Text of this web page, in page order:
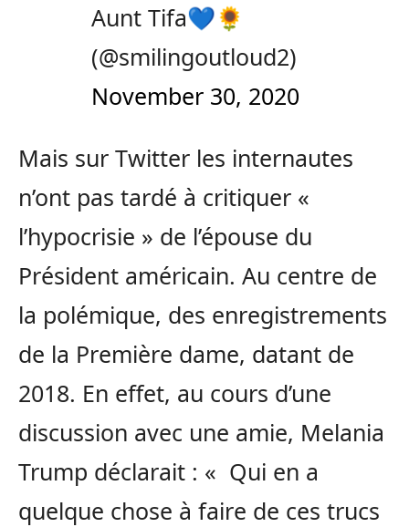
Aunt Tifa💙🌻
(@smilingoutloud2)
November 30, 2020
Mais sur Twitter les internautes
n’ont pas tardé à critiquer «
l’hypocrisie » de l’épouse du
Président américain. Au centre de
la polémique, des enregistrements
de la Première dame, datant de
2018. En effet, au cours d’une
discussion avec une amie, Melania
Trump déclarait : « Qui en a
quelque chose à faire de ces trucs